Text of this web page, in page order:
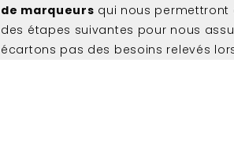
de marqueurs qui nous permettront
des étapes suivantes pour nous
écartons pas des besoins relevés